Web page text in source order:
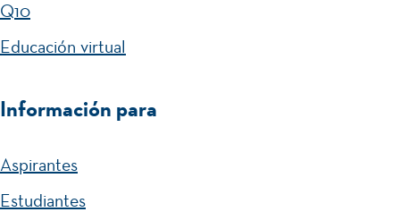
Q10
Educación virtual
Información para
Aspirantes
Estudiantes